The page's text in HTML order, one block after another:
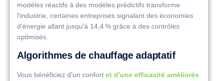
modèles réactifs à des modèles prédictifs transforme
l'industrie, certaines entreprises signalant des économies
d'énergie allant jusqu'à 14,4 % grâce à des contrôles
optimisés.
Algorithmes de chauffage adaptatif
Vous bénéficiez d'un confort et d'une efficacité améliorés